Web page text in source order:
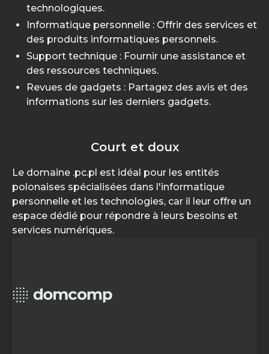
technologiques.
Informatique personnelle : Offrir des services et
des produits informatiques personnels.
Support technique : Fournir une assistance et
des ressources techniques.
Revues de gadgets : Partagez des avis et des
informations sur les derniers gadgets.
Court et doux
Le domaine .pc.pl est idéal pour les entités
polonaises spécialisées dans l'informatique
personnelle et les technologies, car il leur offre un
espace dédié pour répondre à leurs besoins et
services numériques.